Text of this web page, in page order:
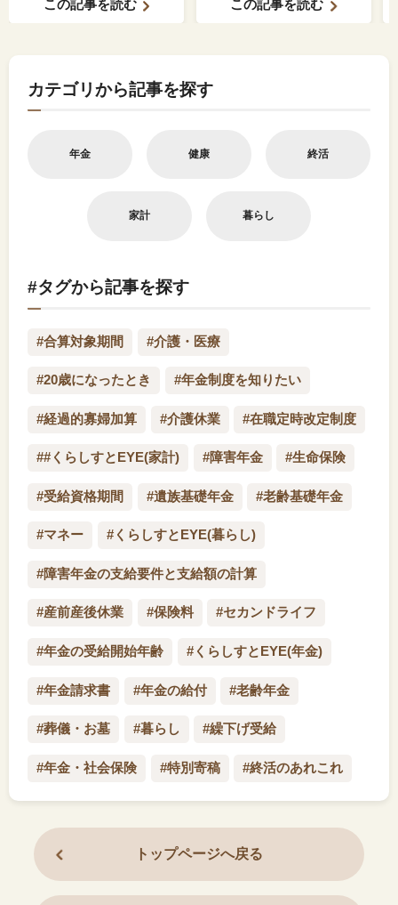
この記事を読む この記事を読む
カテゴリから記事を探す
年金 健康 終活
家計 暮らし
#タグから記事を探す
#合算対象期間 #介護・医療
#20歳になったとき #年金制度を知りたい
#経過的寡婦加算 #介護休業 #在職定時改定制度
##くらしすとEYE(家計) #障害年金 #生命保険
#受給資格期間 #遺族基礎年金 #老齢基礎年金
#マネー #くらしすとEYE(暮らし)
#障害年金の支給要件と支給額の計算
#産前産後休業 #保険料 #セカンドライフ
#年金の受給開始年齢 #くらしすとEYE(年金)
#年金請求書 #年金の給付 #老齢年金
#葬儀・お墓 #暮らし #繰下げ受給
#年金・社会保険 #特別寄稿 #終活のあれこれ
トップページへ戻る